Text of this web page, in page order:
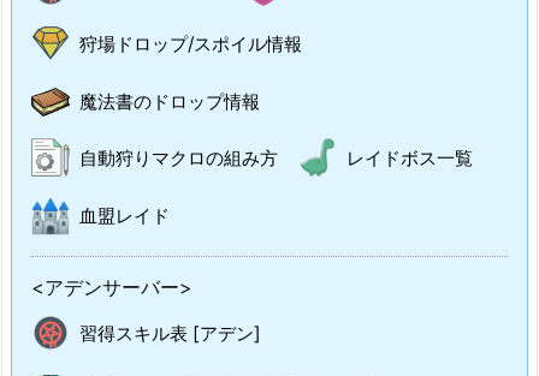
狩場ドロップ/スポイル情報
魔法書のドロップ情報
自動狩りマクロの組み方 レイドボス一覧
血盟レイド
<アデンサーバー>
習得スキル表 [アデン]